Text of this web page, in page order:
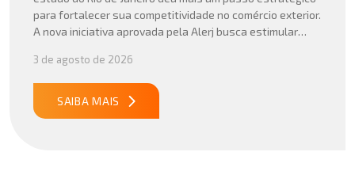
para fortalecer sua competitividade no comércio exterior.
A nova iniciativa aprovada pela Alerj busca estimular
para empresas que atuam com importação e exportação,
especialmente em setores que […]
3 de agosto de 2026
SAIBA MAIS